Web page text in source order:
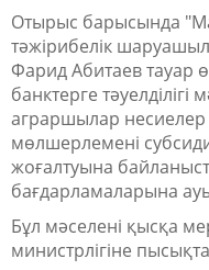
Отырыс барысында
тәжірибелік
Фарид Абитаев тауар
банктерге тәуелділігі
аграршылар
мөлшерлемені
жоғалтуына
бағдарламаларына
Бұл мәселені қысқа
министрлігіне